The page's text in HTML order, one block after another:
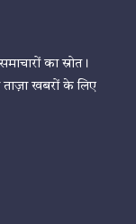
का स्रोत।
खबरों के लिए